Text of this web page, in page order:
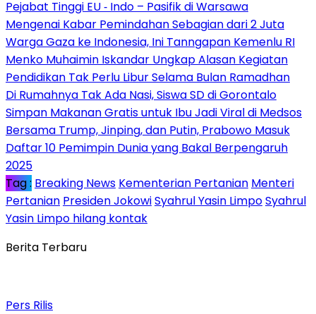
Pejabat Tinggi EU ‐ Indo – Pasifik di Warsawa
Mengenai Kabar Pemindahan Sebagian dari 2 Juta
Warga Gaza ke Indonesia, Ini Tanngapan Kemenlu RI
Menko Muhaimin Iskandar Ungkap Alasan Kegiatan
Pendidikan Tak Perlu Libur Selama Bulan Ramadhan
Di Rumahnya Tak Ada Nasi, Siswa SD di Gorontalo
Simpan Makanan Gratis untuk Ibu Jadi Viral di Medsos
Bersama Trump, Jinping, dan Putin, Prabowo Masuk
Daftar 10 Pemimpin Dunia yang Bakal Berpengaruh
2025
Tag : Breaking News Kementerian Pertanian Menteri
Pertanian Presiden JokowiSyahrul Yasin LimpoSyahrul
Yasin Limpo hilang kontak
Berita Terbaru
Pers Rilis